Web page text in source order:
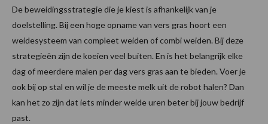
De beweidingsstrategie die je kiest is afhankelijk van je
doelstelling. Bij een hoge opname van vers gras hoort een
weidesysteem van compleet weiden of combi weiden. Bij deze
strategieën zijn de koeien veel buiten. En is het belangrijk elke
dag of meerdere malen per dag vers gras aan te bieden. Voer je
ook bij op stal en wil je de meeste melk uit de robot halen? Dan
kan het zo zijn dat iets minder weide uren beter bij jouw bedrijf
past.